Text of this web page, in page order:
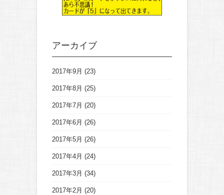
アーカイブ
2017年9月 (23)
2017年8月 (25)
2017年7月 (20)
2017年6月 (26)
2017年5月 (26)
2017年4月 (24)
2017年3月 (34)
2017年2月 (20)